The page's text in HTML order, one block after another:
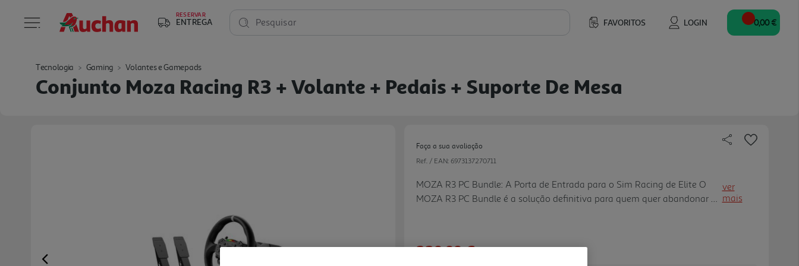
RESERVAR
ENTREGA FAVORITOS LOGIN
Pesquisar 0,00 €
Tecnologia Gaming Volantes e Gamepads
Conjunto Moza Racing R3 + Volante + Pedais + Suporte De Mesa
Faça a sua avaliação
Ref. / EAN: 6973137270711
MOZA R3 PC Bundle: A Porta de Entrada para o Sim Racing de Elite O
MOZA R3 PC Bundle é a solução definitiva para quem quer abandonar os
ver
mais
329,99 €